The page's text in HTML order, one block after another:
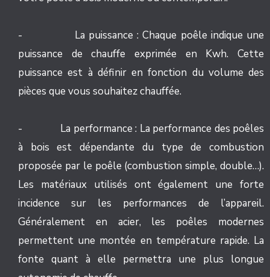
- La puissance : Chaque poêle indique une
puissance de chauffe exprimée en Kwh. Cette
puissance est à définir en fonction du volume des
pièces que vous souhaitez chauffée.
- La performance : La performance des poêles
à bois est dépendante du type de combustion
proposée par le poêle (combustion simple, double…).
Les matériaux utilisés ont également une forte
incidence sur les performances de l’appareil.
Généralement en acier, les poêles modernes
permettent une montée en température rapide. La
fonte quant à elle permettra une plus longue